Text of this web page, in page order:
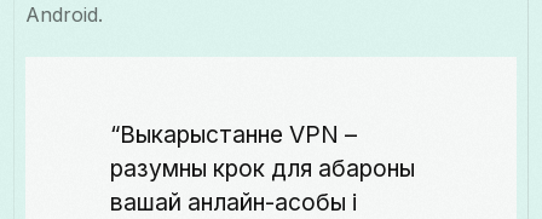
Android.
“Выкарыстанне VPN –
разумны крок для абароны
вашай анлайн-асобы і